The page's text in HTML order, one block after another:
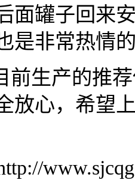
面罐子回来
是非常热情
前生产的推
放心，希望